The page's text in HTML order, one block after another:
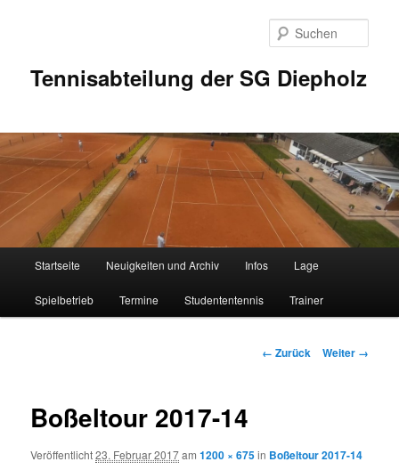
Tennisabteilung der SG Diepholz
Startseite Neuigkeiten und Archiv Infos Lage
Spielbetrieb Termine Studententennis Trainer
Bilder-
← Zurück Weiter →
Boßeltour 2017-14
Veröffentlicht23. Februar 2017am1200 × 675in Boßeltour 2017-14